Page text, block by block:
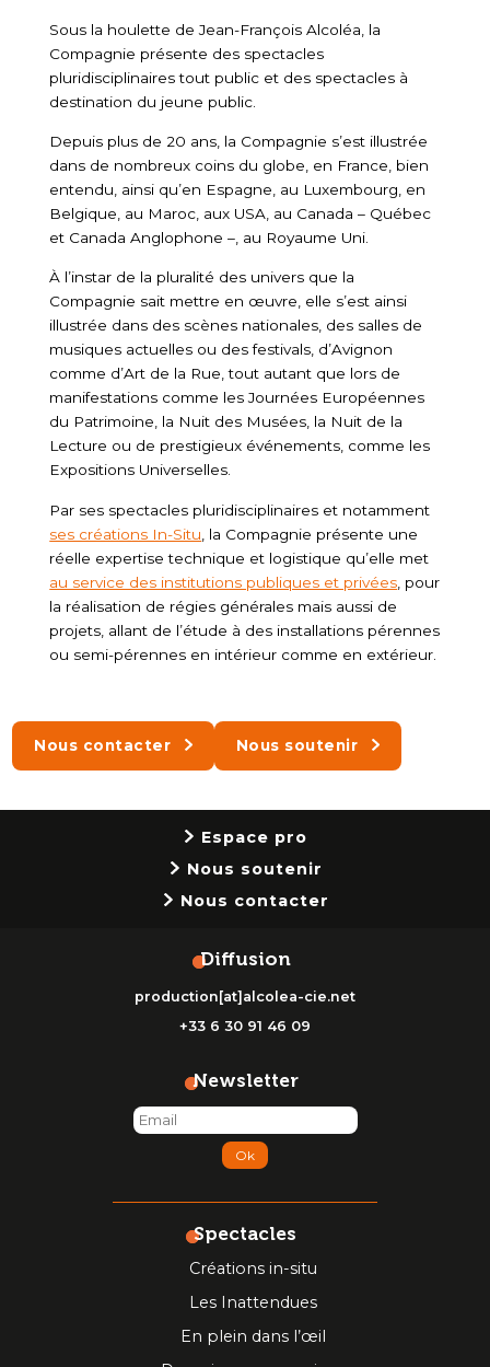
Sous la houlette de Jean-François Alcoléa, la
Compagnie présente des spectacles
pluridisciplinaires tout public et des spectacles à
destination du jeune public.
Depuis plus de 20 ans, la Compagnie s’est illustrée
dans de nombreux coins du globe, en France, bien
entendu, ainsi qu’en Espagne, au Luxembourg, en
Belgique, au Maroc, aux USA, au Canada – Québec
et Canada Anglophone –, au Royaume Uni.
À l’instar de la pluralité des univers que la
Compagnie sait mettre en œuvre, elle s’est ainsi
illustrée dans des scènes nationales, des salles de
musiques actuelles ou des festivals, d’Avignon
comme d’Art de la Rue, tout autant que lors de
manifestations comme les Journées Européennes
du Patrimoine, la Nuit des Musées, la Nuit de la
Lecture ou de prestigieux événements, comme les
Expositions Universelles.
Par ses spectacles pluridisciplinaires et notamment
ses créations In-Situ , la Compagnie présente une
réelle expertise technique et logistique qu’elle met
au service des institutions publiques et privées , pour
la réalisation de régies générales mais aussi de
projets, allant de l’étude à des installations pérennes
ou semi-pérennes en intérieur comme en extérieur.
Nous contacter Nous soutenir
Espace pro
Nous soutenir
Nous contacter
Diffusion
production[at]alcolea-cie.net
+33 6 30 91 46 09
Newsletter
Ok
Spectacles
Créations in-situ
Les Inattendues
En plein dans l’œil